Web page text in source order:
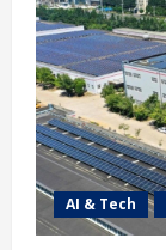
AI & Tech